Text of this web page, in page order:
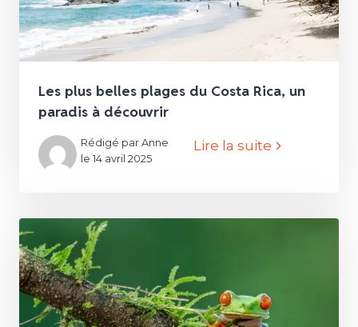
Les plus belles plages du Costa Rica, un
paradis à découvrir
Rédigé par Anne
le 14 avril 2025
Lire la suite